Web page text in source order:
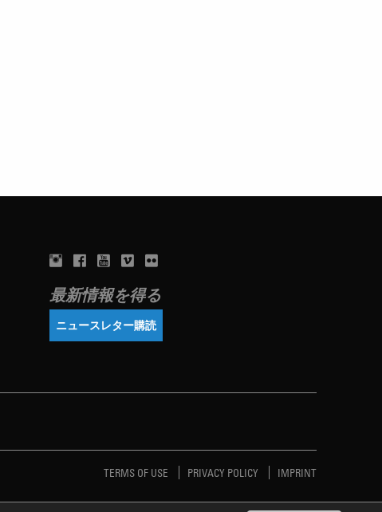
最新情報を得る
ニュースレター購読
TERMS OF USE PRIVACY POLICY IMPRINT